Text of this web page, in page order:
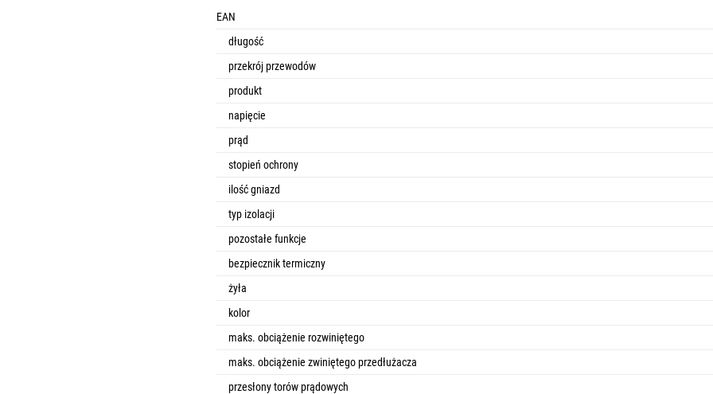
EAN
długość
przekrój przewodów
produkt
napięcie
prąd
stopień ochrony
ilość gniazd
typ izolacji
pozostałe funkcje
bezpiecznik termiczny
żyła
kolor
maks. obciążenie rozwiniętego
maks. obciążenie zwiniętego przedłużacza
przesłony torów prądowych